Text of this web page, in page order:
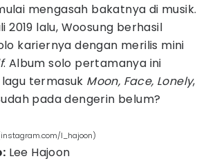
mengasah bakatnya di musik.
2019 lalu, Woosung berhasil
kariernya dengan merilis mini
. Album solo pertamanya ini
termasuk Moon, Face, Lonely,
pada dengerin belum?
l_hajoon)
Lee Hajoon